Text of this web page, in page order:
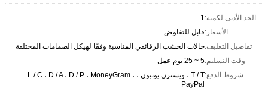
الحد الأدنى لكمية:1
الأسعار:قابل للتفاوض
تفاصيل التغليف:حالات الخشب الرقائقي المناسبة وفقًا لهيكل الصمامات المختلفة
وقت التسليم:5 ~ 25 يوم عمل
شروط الدفع:
T / T ، ويسترن يونيون ، L / C ، D / A ، D / P ، MoneyGram ،
PayPal